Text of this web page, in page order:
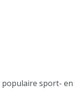
populaire sport- en